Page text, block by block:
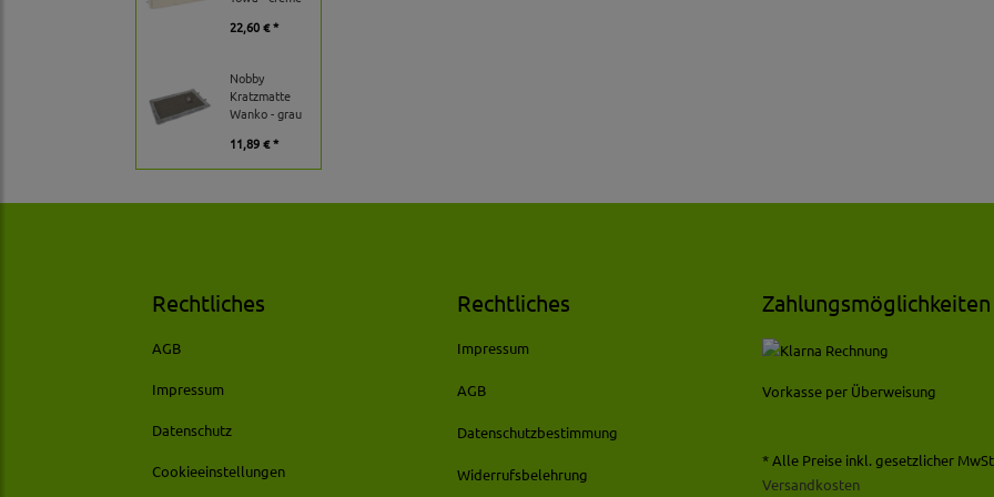
22,60 € *
Nobby
Kratzmatte
Wanko - grau
11,89 € *
Rechtliches
AGB
Impressum
Datenschutz
Cookieeinstellungen
Rechtliches
Impressum
AGB
Datenschutzbestimmung
Widerrufsbelehrung
Zahlungsmöglichkeiten
Vorkasse per Überweisung
* Alle Preise inkl. gesetzlicher
Versandkosten